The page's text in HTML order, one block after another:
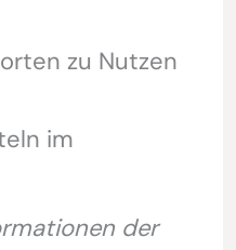
zu Nutzen
im
der